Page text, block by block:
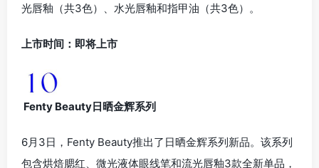
光唇釉（共3色）、水光唇釉和指甲油（共3色）。
上市时间：即将上市
Fenty Beauty日晒金辉系列
6月3日，Fenty Beauty推出了日晒金辉系列新品。该系列
包含烘焙腮红、微光液体眼线笔和流光唇釉3款全新单品，